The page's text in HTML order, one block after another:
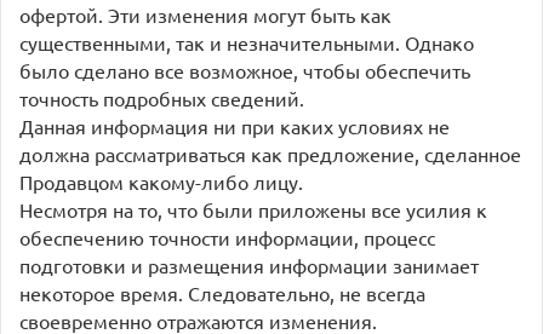
офертой. Эти изменения могут быть как
существенными, так и незначительными. Однако
было сделано все возможное, чтобы обеспечить
точность подробных сведений.
Данная информация ни при каких условиях не
должна рассматриваться как предложение, сделанное
Продавцом какому-либо лицу.
Несмотря на то, что были приложены все усилия к
обеспечению точности информации, процесс
подготовки и размещения информации занимает
некоторое время. Следовательно, не всегда
своевременно отражаются изменения.